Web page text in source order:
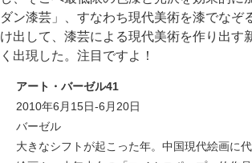
ダン漆芸」、すなわち現代美術を漆でなぞ
け出して、漆芸による現代美術を作り出す
く出現した。注目ですよ！
アート・バーゼル41
2010年6月15日-6月20日
バーゼル
大きなシフトが起こった年。中国現代絵画に